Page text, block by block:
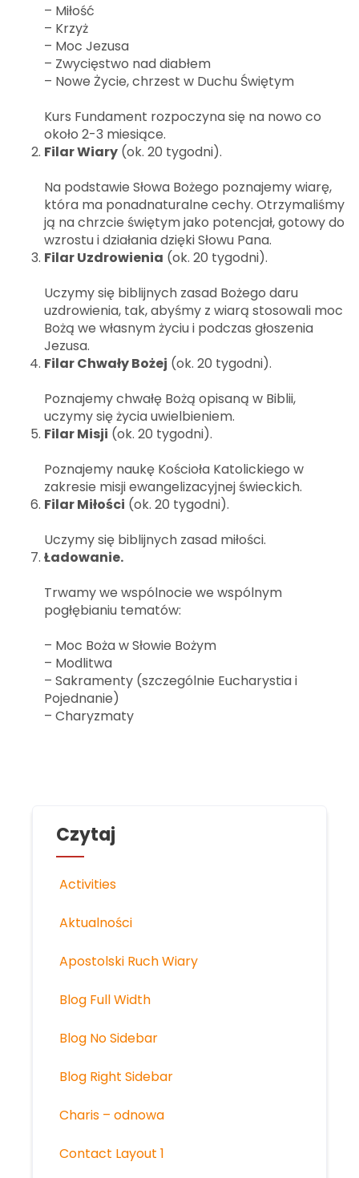
– Miłość
– Krzyż
– Moc Jezusa
– Zwycięstwo nad diabłem
– Nowe Życie, chrzest w Duchu Świętym
Kurs Fundament rozpoczyna się na nowo co
około 2-3 miesiące.
Filar Wiary (ok. 20 tygodni).
Na podstawie Słowa Bożego poznajemy wiarę,
która ma ponadnaturalne cechy. Otrzymaliśmy
ją na chrzcie świętym jako potencjał, gotowy do
wzrostu i działania dzięki Słowu Pana.
Filar Uzdrowienia (ok. 20 tygodni).
Uczymy się biblijnych zasad Bożego daru
uzdrowienia, tak, abyśmy z wiarą stosowali moc
Bożą we własnym życiu i podczas głoszenia
Jezusa.
Filar Chwały Bożej (ok. 20 tygodni).
Poznajemy chwałę Bożą opisaną w Biblii,
uczymy się życia uwielbieniem.
Filar Misji (ok. 20 tygodni).
Poznajemy naukę Kościoła Katolickiego w
zakresie misji ewangelizacyjnej świeckich.
Filar Miłości (ok. 20 tygodni).
Uczymy się biblijnych zasad miłości.
Ładowanie.
Trwamy we wspólnocie we wspólnym
pogłębianiu tematów:
– Moc Boża w Słowie Bożym
– Modlitwa
– Sakramenty (szczególnie Eucharystia i
Pojednanie)
– Charyzmaty
Czytaj
Activities
Aktualności
Apostolski Ruch Wiary
Blog Full Width
Blog No Sidebar
Blog Right Sidebar
Charis – odnowa
Contact Layout 1